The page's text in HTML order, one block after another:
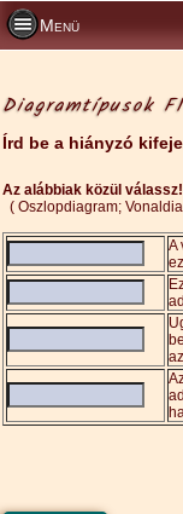
Menü
Diagramtípusok F1
Írd be a hiányzó
Az alábbiak közül válassz!
( Oszlopdiagram;
A